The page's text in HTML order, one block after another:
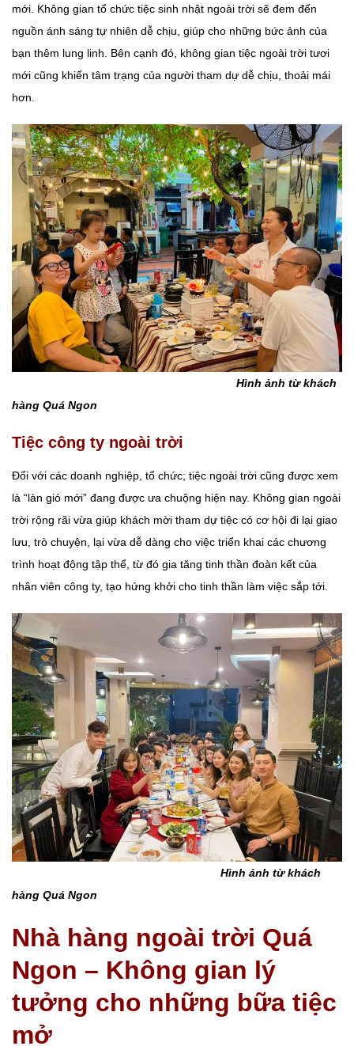
mới. Không gian tổ chức tiệc sinh nhật ngoài trời sẽ đem đến
nguồn ánh sáng tự nhiên dễ chịu, giúp cho những bức ảnh của
bạn thêm lung linh. Bên cạnh đó, không gian tiệc ngoài trời tươi
mới cũng khiến tâm trạng của người tham dự dễ chịu, thoải mái
hơn.
Hình ảnh từ khách
hàng Quá Ngon
Tiệc công ty ngoài trời
Đối với các doanh nghiệp, tổ chức; tiệc ngoài trời cũng được xem
là “làn gió mới” đang được ưa chuộng hiện nay. Không gian ngoài
trời rộng rãi vừa giúp khách mời tham dự tiệc có cơ hội đi lại giao
lưu, trò chuyện, lại vừa dễ dàng cho việc triển khai các chương
trình hoạt động tập thể, từ đó gia tăng tinh thần đoàn kết của
nhân viên công ty, tạo hứng khởi cho tinh thần làm việc sắp tới.
Hình ảnh từ khách
hàng Quá Ngon
Nhà hàng ngoài trời Quá
Ngon – Không gian lý
tưởng cho những bữa tiệc
mở